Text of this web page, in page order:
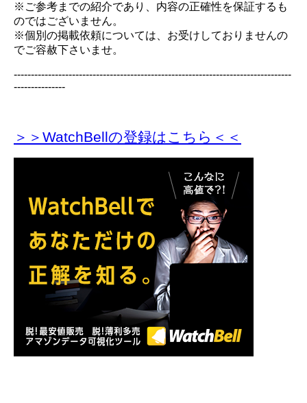
※ご参考までの紹介であり、内容の正確性を保証するも
のではございません。
※個別の掲載依頼については、お受けしておりませんの
でご容赦下さいませ。
---------------------------------------------------------------------------------
---------------
＞＞WatchBellの登録はこちら＜＜